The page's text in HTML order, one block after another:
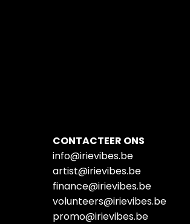
CONTACTEER ONS
info@irievibes.be
artist@irievibes.be
finance@irievibes.be
volunteers@irievibes.be
promo@irievibes.be